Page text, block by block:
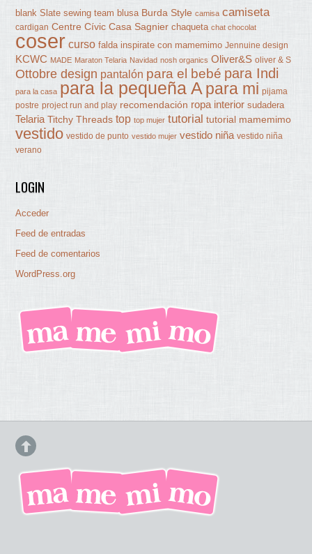
blank Slate sewing team blusa Burda Style camisa camiseta
cardigan Centre Cívic Casa Sagnier chaqueta chat chocolat
coser curso falda inspirate con mamemimo Jennuine design
KCWC MADE Maraton Telaria Navidad nosh organics Oliver&S oliver & S
Ottobre design pantalón para el bebé para Indi
para la casa para la pequeña A para mi pijama
postre project run and play recomendación ropa interior sudadera
Telaria Titchy Threads top top mujer tutorial tutorial mamemimo
vestido vestido de punto vestido mujer vestido niña vestido niña
verano
LOGIN
Acceder
Feed de entradas
Feed de comentarios
WordPress.org